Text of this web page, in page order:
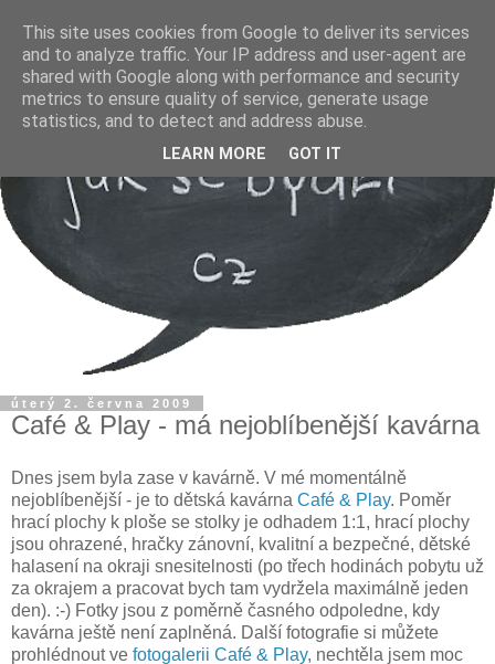
úterý 2. června 2009
Café & Play - má nejoblíbenější kavárna
Dnes jsem byla zase v kavárně. V mé momentálně
nejoblíbenější - je to dětská kavárna Café & Play. Poměr
hrací plochy k ploše se stolky je odhadem 1:1, hrací plochy
jsou ohrazené, hračky zánovní, kvalitní a bezpečné, dětské
halasení na okraji snesitelnosti (po třech hodinách pobytu už
za okrajem a pracovat bych tam vydržela maximálně jeden
den). :-) Fotky jsou z poměrně časného odpoledne, kdy
kavárna ještě není zaplněná. Další fotografie si můžete
prohlédnout ve fotogalerii Café & Play, nechtěla jsem moc
This site uses cookies from Google to deliver its services
and to analyze traffic. Your IP address and user-agent are
shared with Google along with performance and security
metrics to ensure quality of service, generate usage
statistics, and to detect and address abuse.
LEARN MORE GOT IT